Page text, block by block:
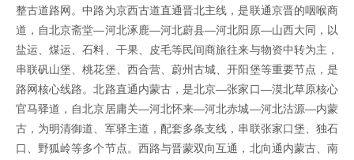
整古道路网。中路为京西古道直通晋北主线，是联通京晋的咽喉商
道，自北京斋堂—河北涿鹿—河北蔚县—河北阳原—山西大同，以
盐运、煤运、石料、干果、皮毛等民间商旅往来与物资中转为主，
串联矾山堡、桃花堡、西合营、蔚州古城、开阳堡等重要节点，是
路网核心线路。北路直通内蒙古，是北京—张家口—漠北草原核心
官马驿道，自北京居庸关—河北怀来—河北赤城—河北沽源—内蒙
古，为明清御道、军驿主道，配套多条支线，串联张家口堡、独石
口、野狐岭等多个节点。西路与晋蒙双向互通，北向通内蒙古、南